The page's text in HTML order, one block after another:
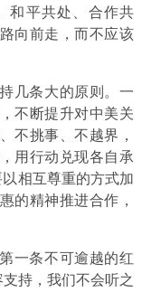
和平共处、合作共
向前走，而不应该
几条大的原则。一
不断提升对中美关
不挑事、不越界，
用行动兑现各自承
相互尊重的方式加
的精神推进合作，
一条不可逾越的红
持，我们不会听之